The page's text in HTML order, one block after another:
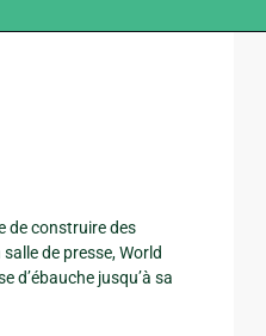
de construire des
de presse, World
d’ébauche jusqu’à sa